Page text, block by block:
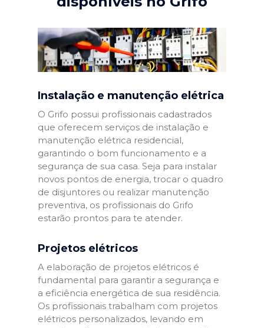
Instalação e manutenção elétrica
O Grifo possui profissionais cadastrados
que oferecem serviços de instalação e
manutenção elétrica residencial,
garantindo o bom funcionamento e a
segurança de sua casa. Seja para instalar
novos pontos de energia, trocar o quadro
de disjuntores ou realizar manutenção
preventiva, os profissionais do Grifo
estarão prontos para te atender.
Projetos elétricos
A elaboração de projetos elétricos é
fundamental para garantir a segurança e
a eficiência energética de sua residência.
Os profissionais trabalham com projetos
elétricos personalizados, levando em